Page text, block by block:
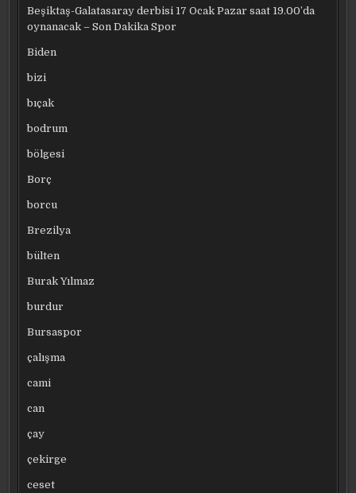
Beşiktaş-Galatasaray derbisi 17 Ocak Pazar saat 19.00’da
oynanacak – Son Dakika Spor
Biden
bizi
bıçak
bodrum
bölgesi
Borç
borcu
Brezilya
bülten
Burak Yılmaz
burdur
Bursaspor
çalışma
cami
can
çay
çekirge
ceset